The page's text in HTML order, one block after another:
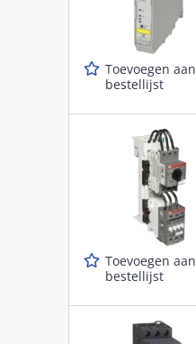
Toevoegen aan
bestellijst
Toevoegen aan
bestellijst